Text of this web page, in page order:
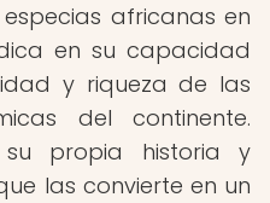
africanas en
en su capacidad
y riqueza de las
del continente.
propia historia y
las convierte en un